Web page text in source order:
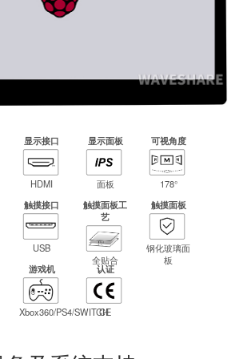
显示接口
HDMI
显示面板
面板
可视角度
178°
触摸接口
USB
触摸面板工
艺
全贴合
触摸面板
钢化玻璃面
板
游戏机
Xbox360/PS4/SWITCH
认证
CE